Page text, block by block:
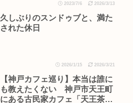
2023/7/6 2026/3/13
久しぶりのスンドゥブと、満た
された休日
2026/1/15 2026/3/21
【神戸カフェ巡り】本当は誰に
も教えたくない 神戸市天王町
にある古民家カフェ「天王茶